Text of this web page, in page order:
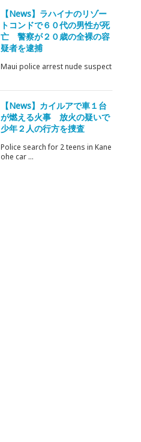
【News】ラハイナのリゾー
トコンドで６０代の男性が死
亡 警察が２０歳の全裸の容
疑者を逮捕
Maui police arrest nude suspect
【News】カイルアで車１台
が燃える火事 放火の疑いで
少年２人の行方を捜査
Police search for 2 teens in Kane
ohe car ...